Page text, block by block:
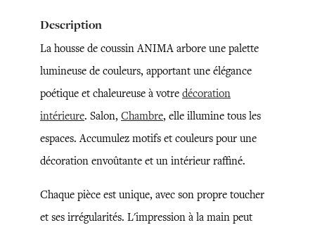
Description
La housse de coussin ANIMA arbore une palette
lumineuse de couleurs, apportant une élégance
poétique et chaleureuse à votre décoration
intérieure. Salon, Chambre, elle illumine tous les
espaces. Accumulez motifs et couleurs pour une
décoration envoûtante et un intérieur raffiné.
Chaque pièce est unique, avec son propre toucher
et ses irrégularités. L'impression à la main peut